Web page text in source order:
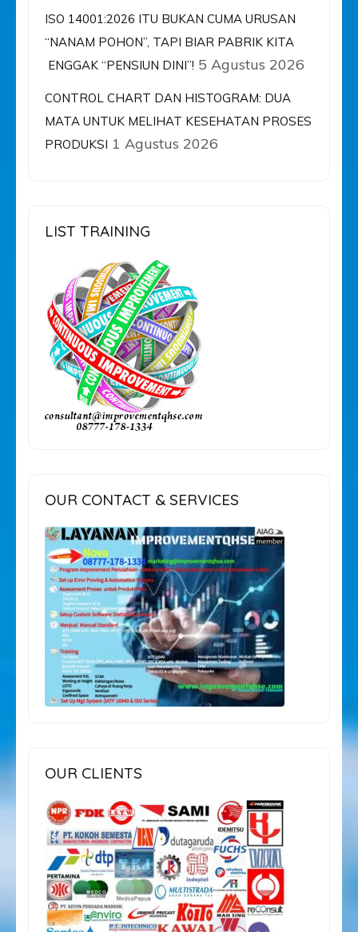
ISO 14001:2026 ITU BUKAN CUMA URUSAN
“NANAM POHON”, TAPI BIAR PABRIK KITA
ENGGAK “PENSIUN DINI”! 5 Agustus 2026
CONTROL CHART DAN HISTOGRAM: DUA
MATA UNTUK MELIHAT KESEHATAN PROSES
PRODUKSI 1 Agustus 2026
LIST TRAINING
OUR CONTACT & SERVICES
OUR CLIENTS